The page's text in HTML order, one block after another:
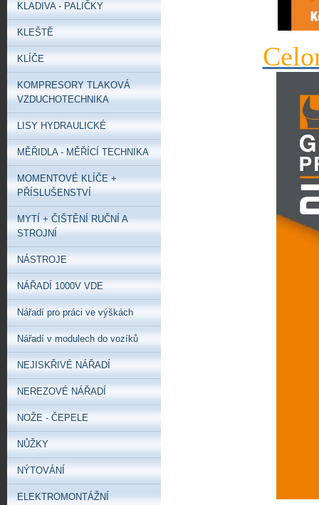
KLADIVA - PALIČKY
KLEŠTĚ
KLÍČE
KOMPRESORY TLAKOVÁ
VZDUCHOTECHNIKA
LISY HYDRAULICKÉ
MĚŘIDLA - MĚŘÍCÍ TECHNIKA
MOMENTOVÉ KLÍČE +
PŘÍSLUŠENSTVÍ
MYTÍ + ČIŠTĚNÍ RUČNÍ A
STROJNÍ
NÁSTROJE
NÁŘADÍ 1000V VDE
Nářadí pro práci ve výškách
Nářadí v modulech do vozíků
NEJISKŘIVÉ NÁŘADÍ
NEREZOVÉ NÁŘADÍ
NOŽE - ČEPELE
NŮŽKY
NÝTOVÁNÍ
ELEKTROMONTÁŽNÍ